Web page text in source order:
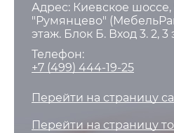
Адрес: Киевское
"Румянцево"
этаж. Блок Б. Вход 3. 2, 3
Телефон:
+7 (499) 444-19-25
Перейти на страницу
Перейти на страницу